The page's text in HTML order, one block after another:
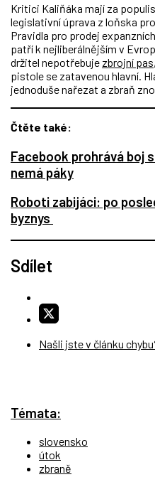
Kritici Kaliňáka mají za
legislativní úprava z loňska
Pravidla pro prodej
patří k nejliberálnějším v
držitel nepotřebuje zbrojní pas
pistole se zatavenou hlavní.
jednoduše nařezat a zbraň
Čtěte také:
Facebook prohrává boj
nemá páky
Roboti zabijáci: po
byznys
Sdílet
Našli jste v článku
Témata:
slovensko
útok
zbraně